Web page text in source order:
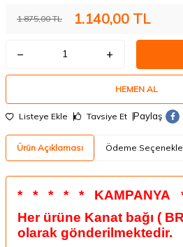
1.875,00TL 1.140,00 TL
HEMEN AL
Listeye Ekle Tavsiye Et Paylaş
Ürün Açıklaması Ödeme
* * * * * KAMPANYA
Her ürüne Kanat bağı (
olarak gönderilmektedir.